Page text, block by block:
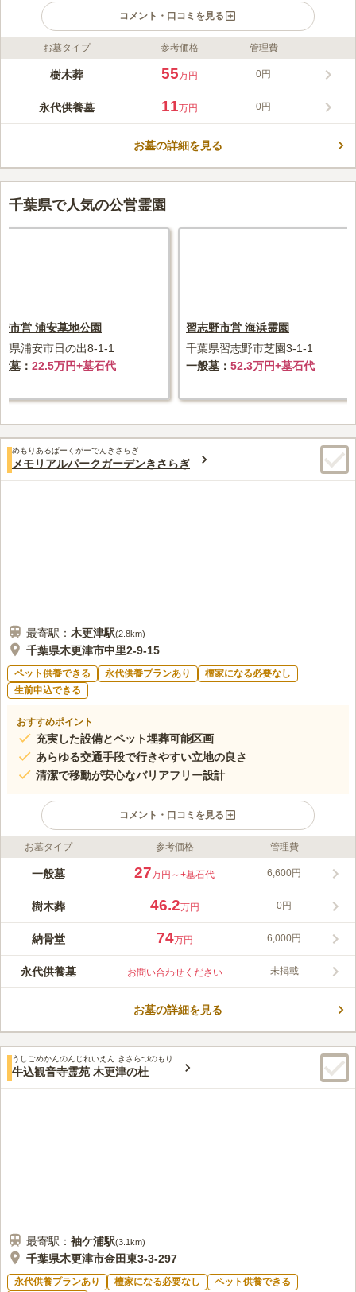
コメント・口コミを見る
ライフドット編集部のコメント
平野山高蔵寺 高倉観音は日東交通高倉線「高倉観音下」バス停
り、自然をより強く感じられます。また、観音浄土巡りなどの観
光も楽しむことができ、庭園を散策すると、仏教の教えがいくつ
ができます。継承者がいらないタイプですので、周囲を気にする
みんなの評価
4.5 口コミ2件
40代女性
自然に囲まれた場所で、空気が澄んでいる感じがしました。静か
な場所で落ち着きます。 坂道があるので、車ではないと難しいかもしれま
せん。 周辺に食事できる所はなさそうでしたが、個人的には問題ありませ
ん。
お墓タイプ 参考価格 管理費
樹木葬 55万円 0円
永代供養墓 11万円 0円
お墓の詳細を見る
千葉県で人気の公営霊園
市営 浦安墓地公園
県浦安市日の出8-1-1
墓
22.5万円+墓石代
習志野市営 海浜霊園
千葉県習志野市芝園3-1-1
一般墓
52.3万円+墓石代
めもりあるぱーくがーでんきさらぎ
メモリアルパークガーデンきさらぎ
最寄駅： 木更津駅(2.8km)
千葉県木更津市中里2-9-15
ペット供養できる 永代供養プランあり
檀家になる必要なし
生前申込できる
おすすめポイント
充実した設備とペット埋葬可能区画
あらゆる交通手段で行きやすい立地の良さ
清潔で移動が安心なバリアフリー設計
コメント・口コミを見る
ライフドット編集部のコメント
メモリアルパークガーデンきさらぎは、小湊鐡道バス「中里」バ
ており、緑に溢れた明るい印象が特徴的です。地面はインターロ
ッキング舗装になっており、水はけが良く雨の日でも安心です。
この霊園はまだ誰からも評価されていません。
お墓タイプ 参考価格 管理費
一般墓 27万円～+墓石代 6,600円
樹木葬 46.2万円 0円
納骨堂 74万円 6,000円
永代供養墓 お問い合わせください 未掲載
お墓の詳細を見る
うしごめかんのんじれいえん きさらづのもり
牛込観音寺霊苑 木更津の杜
最寄駅： 袖ケ浦駅(3.1km)
千葉県木更津市金田東3-3-297
永代供養プランあり 檀家になる必要なし
ペット供養できる